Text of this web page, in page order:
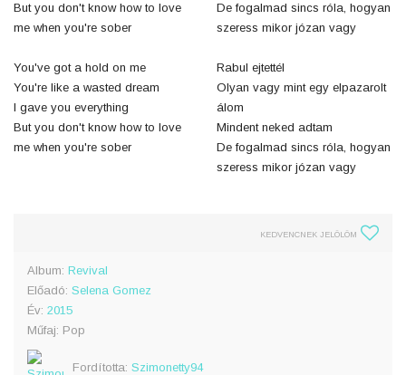
But you don't know how to love
me when you're sober
You've got a hold on me
You're like a wasted dream
I gave you everything
But you don't know how to love
me when you're sober
De fogalmad sincs róla, hogyan
szeress mikor józan vagy
Rabul ejtettél
Olyan vagy mint egy elpazarolt
álom
Mindent neked adtam
De fogalmad sincs róla, hogyan
szeress mikor józan vagy
KEDVENCNEK JELÖLÖM
Album: Revival
Előadó: Selena Gomez
Év: 2015
Műfaj: Pop
Fordította: Szimonetty94